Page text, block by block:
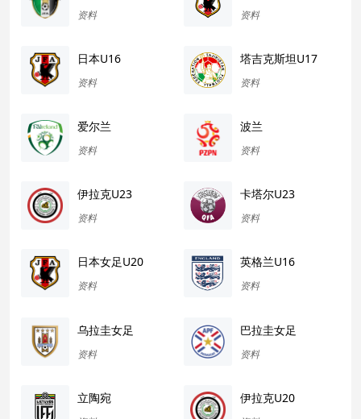
资料 资料
日本U16
资料
塔吉克斯坦U17
资料
爱尔兰
资料
波兰
资料
伊拉克U23
资料
卡塔尔U23
资料
日本女足U20
资料
英格兰U16
资料
乌拉圭女足
资料
巴拉圭女足
资料
立陶宛 伊拉克U20